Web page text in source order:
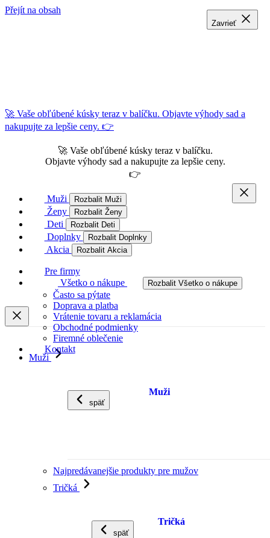
Přejít na obsah
🚀 Vaše obľúbené kúsky teraz v balíčku. Objavte výhody sad a
nakupujte za lepšie ceny. 👉
🚀 Vaše obľúbené kúsky teraz v balíčku.
Objavte výhody sad a nakupujte za lepšie ceny.
👉
Muži Rozbalit Muži
Ženy Rozbalit Ženy
Deti Rozbalit Deti
Doplnky Rozbalit Doplnky
Akcia Rozbalit Akcia
Pre firmy
Všetko o nákupe
Rozbalit Všetko o nákupe
Často sa pýtate
Doprava a platba
Vrátenie tovaru a reklamácia
Obchodné podmienky
Firemné oblečenie
Kontakt
Muži
späť
Muži
Najpredávanejšie produkty pre mužov
Tričká
späť
Tričká
Zavrieť
Zavrieť
Zavrieť